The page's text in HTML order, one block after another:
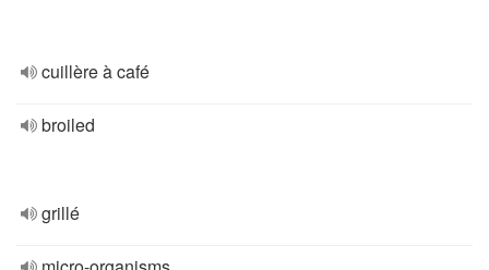
cuillère à café
broiled
grillé